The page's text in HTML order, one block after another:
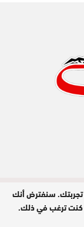
تجربتك. سنفترض أنك
كنت ترغب في ذلك.